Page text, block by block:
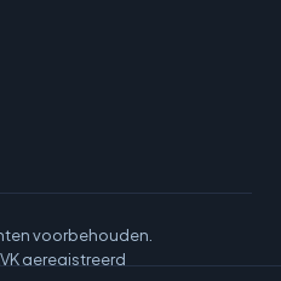
voorbehouden.
geregistreerd